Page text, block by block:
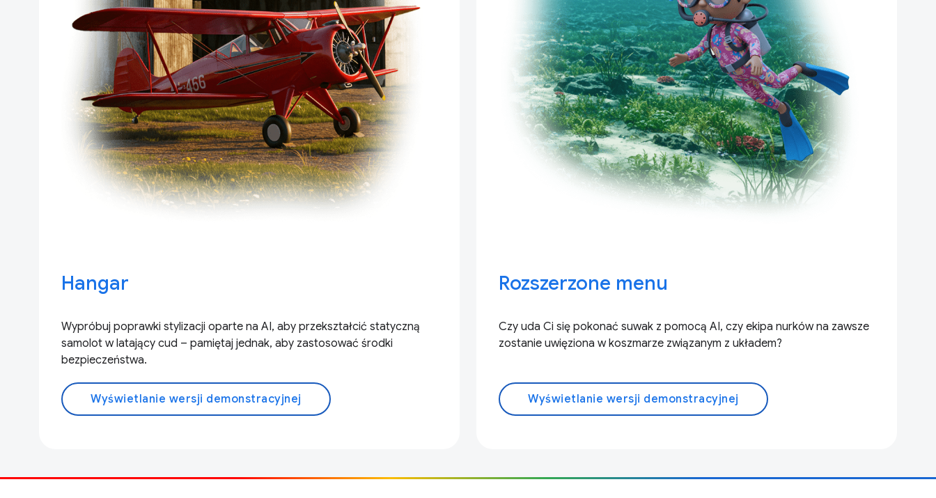
Hangar
Wypróbuj poprawki stylizacji oparte na AI, aby przekształcić statyczną
samolot w latający cud – pamiętaj jednak, aby zastosować środki
bezpieczeństwa.
Wyświetlanie wersji demonstracyjnej
Rozszerzone menu
Czy uda Ci się pokonać suwak z pomocą AI, czy ekipa nurków na zawsze
zostanie uwięziona w koszmarze związanym z układem?
Wyświetlanie wersji demonstracyjnej